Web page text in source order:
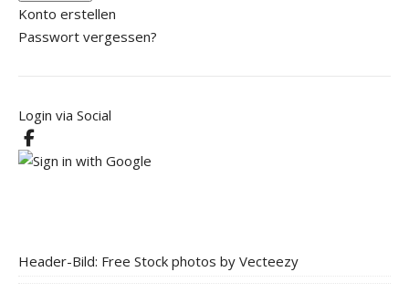
Konto erstellen
Passwort vergessen?
Login via Social
Header-Bild: Free Stock photos by Vecteezy